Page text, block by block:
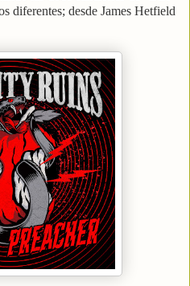
diferentes; desde James Hetfield